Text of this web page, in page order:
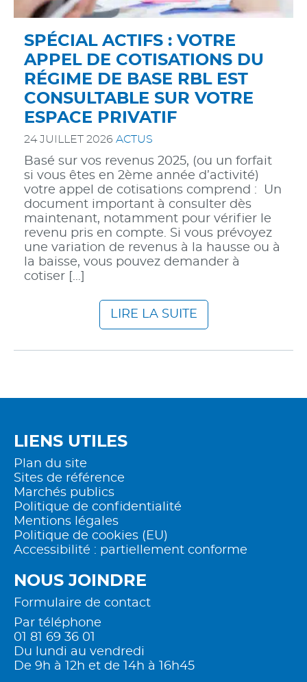
SPÉCIAL ACTIFS : VOTRE
APPEL DE COTISATIONS DU
RÉGIME DE BASE RBL EST
CONSULTABLE SUR VOTRE
ESPACE PRIVATIF
24 JUILLET 2026 ACTUS
Basé sur vos revenus 2025, (ou un forfait
si vous êtes en 2ème année d’activité)
votre appel de cotisations comprend : Un
document important à consulter dès
maintenant, notamment pour vérifier le
revenu pris en compte. Si vous prévoyez
une variation de revenus à la hausse ou à
la baisse, vous pouvez demander à
cotiser […]
LIRE LA SUITE
LIENS UTILES
Plan du site
Sites de référence
Marchés publics
Politique de confidentialité
Mentions légales
Politique de cookies (EU)
Accessibilité : partiellement conforme
NOUS JOINDRE
Formulaire de contact
Par téléphone
01 81 69 36 01
Du lundi au vendredi
De 9h à 12h et de 14h à 16h45